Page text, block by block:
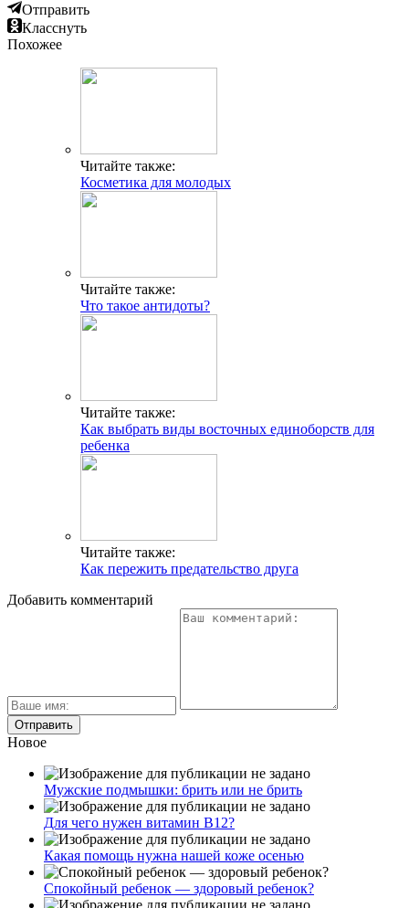
Отправить
Класснуть
Похожее
Читайте также:
Косметика для молодых
Читайте также:
Что такое антидоты?
Читайте также:
Как выбрать виды восточных единоборств для
ребенка
Читайте также:
Как пережить предательство друга
Добавить комментарий
Новое
Мужские подмышки: брить или не брить
Для чего нужен витамин В12?
Какая помощь нужна нашей коже осенью
Спокойный ребенок — здоровый ребенок?